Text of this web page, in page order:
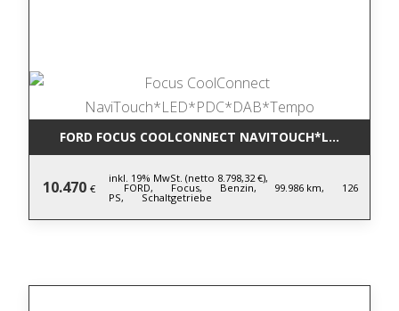
FORD FOCUS COOLCONNECT
10.470 €
inkl. 19% MwSt. (netto 8.798,32 €),
FORD, Focus, Benzin, 99.986 km, 126
PS, Schaltgetriebe